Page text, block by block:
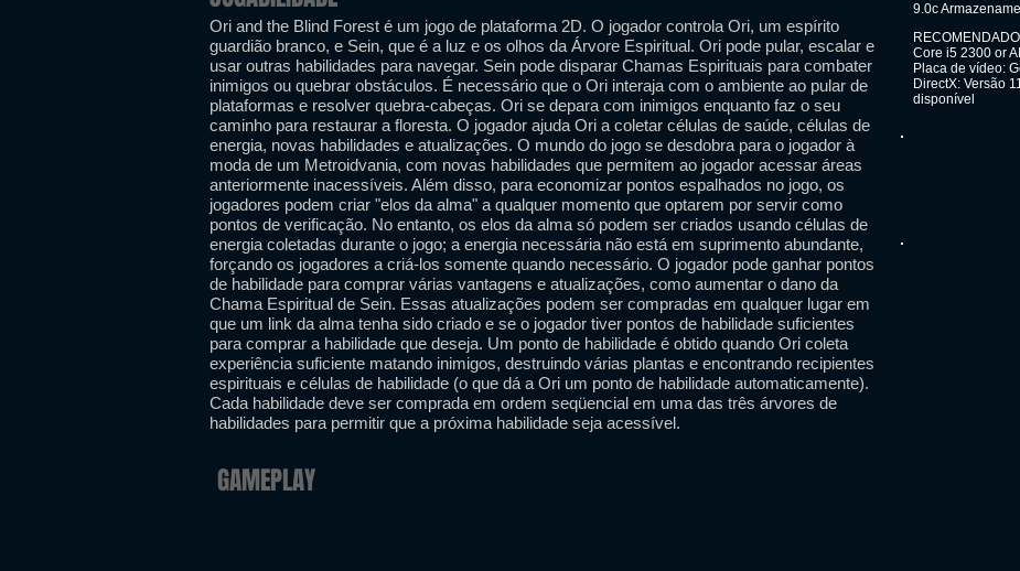
Ori and the Blind Forest é um jogo de plataforma 2D. O jogador controla Ori, um espírito
guardião branco, e Sein, que é a luz e os olhos da Árvore Espiritual. Ori pode pular, escalar e
usar outras habilidades para navegar. Sein pode disparar Chamas Espirituais para combater
inimigos ou quebrar obstáculos. É necessário que o Ori interaja com o ambiente ao pular de
plataformas e resolver quebra-cabeças. Ori se depara com inimigos enquanto faz o seu
caminho para restaurar a floresta. O jogador ajuda Ori a coletar células de saúde, células de
energia, novas habilidades e atualizações. O mundo do jogo se desdobra para o jogador à
moda de um Metroidvania, com novas habilidades que permitem ao jogador acessar áreas
anteriormente inacessíveis. Além disso, para economizar pontos espalhados no jogo, os
jogadores podem criar "elos da alma" a qualquer momento que optarem por servir como
pontos de verificação. No entanto, os elos da alma só podem ser criados usando células de
energia coletadas durante o jogo; a energia necessária não está em suprimento abundante,
forçando os jogadores a criá-los somente quando necessário. O jogador pode ganhar pontos
de habilidade para comprar várias vantagens e atualizações, como aumentar o dano da
Chama Espiritual de Sein. Essas atualizações podem ser compradas em qualquer lugar em
que um link da alma tenha sido criado e se o jogador tiver pontos de habilidade suficientes
para comprar a habilidade que deseja. Um ponto de habilidade é obtido quando Ori coleta
experiência suficiente matando inimigos, destruindo várias plantas e encontrando recipientes
espirituais e células de habilidade (o que dá a Ori um ponto de habilidade automaticamente).
Cada habilidade deve ser comprada em ordem seqüencial em uma das três árvores de
habilidades para permitir que a próxima habilidade seja acessível.
GAMEPLAY
9.0c
Core i5 2300 or
Placa de vídeo:
DirectX: Versão
disponível